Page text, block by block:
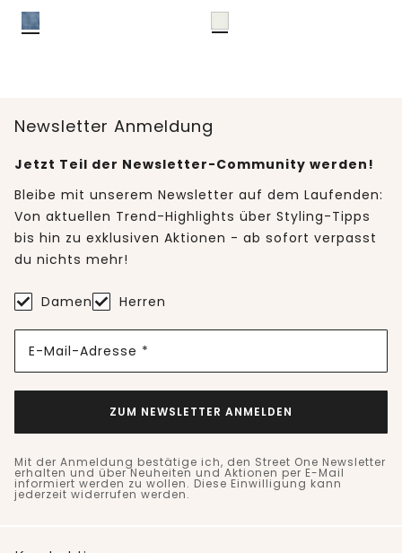
Newsletter Anmeldung
Jetzt Teil der Newsletter-Community werden!
Bleibe mit unserem Newsletter auf dem Laufenden:
Von aktuellen Trend-Highlights über Styling-Tipps
bis hin zu exklusiven Aktionen - ab sofort verpasst
du nichts mehr!
Damen Herren
E-Mail-Adresse *
ZUM NEWSLETTER ANMELDEN
Mit der Anmeldung bestätige ich, den Street One Newsletter
erhalten und über Neuheiten und Aktionen per E-Mail
informiert werden zu wollen. Diese Einwilligung kann
jederzeit widerrufen werden.